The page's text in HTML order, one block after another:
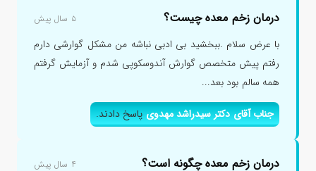
درمان زخم معده چیست؟ ۵ سال پیش
با عرض سلام .ببخشید بی ادبی نباشه من مشکل گوارشی دارم
رفتم پیش متخصص گوارش آندوسکوپی شدم و آزمایش گرفتم
همه سالم بود بعد...
جناب آقای دکتر سیدراشد مهدویپاسخ دادند.
درمان زخم معده چگونه است؟ ۴ سال پیش